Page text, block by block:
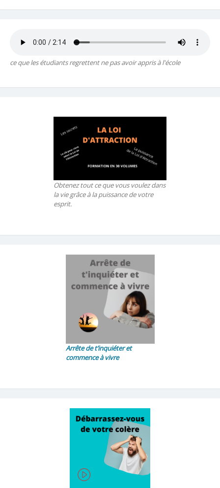
ce que les étudiants regrettent ne pas avoir appris à l'école
Obtenez tout ce que vous voulez dans
la vie grâce à la puissance de votre
esprit.
Arrête de t’inquiéter et
commence à vivre